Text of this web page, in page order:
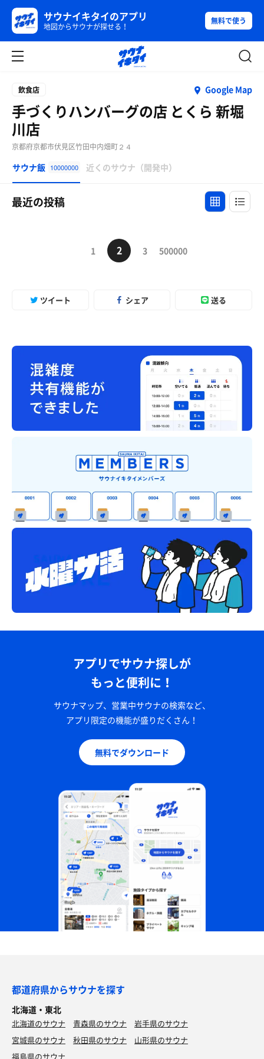
サウナイキタイのアプリ
地図からサウナが探せる！
無料で使う
飲食店 Google Map
手づくりハンバーグの店 とくら 新堀
川店
京都府京都市伏見区竹田中内畑町２４
サウナ飯 10000000 近くのサウナ（開発中）
最近の投稿
1 2 3 500000
ツイート シェア 送る
アプリでサウナ探しが
もっと便利に！
サウナマップ、営業中サウナの検索など、
アプリ限定の機能が盛りだくさん！
無料でダウンロード
都道府県からサウナを探す
北海道・東北
北海道のサウナ 青森県のサウナ
岩手県のサウナ
宮城県のサウナ
秋田県のサウナ
山形県のサウナ
福島県のサウナ